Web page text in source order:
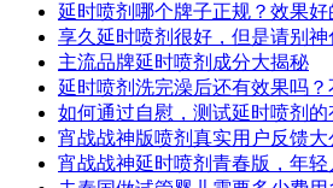
延时喷剂哪个牌子正规？效果
享久延时喷剂很好，但是请别神
主流品牌延时喷剂成分大揭秘
延时喷剂洗完澡后还有效果吗？
如何通过自慰，测试延时喷剂的
宵战战神版喷剂真实用户反馈
宵战战神延时喷剂青春版，年